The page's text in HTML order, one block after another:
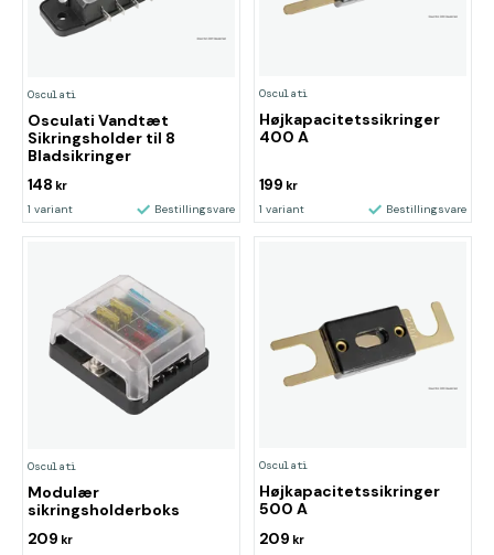
Osculati
Osculati Vandtæt
Sikringsholder til 8
Bladsikringer
148 kr
1 variant Bestillingsvare
Osculati
Højkapacitetssikringer
400 A
199 kr
1 variant Bestillingsvare
Osculati
Modulær
sikringsholderboks
209 kr
Osculati
Højkapacitetssikringer
500 A
209 kr